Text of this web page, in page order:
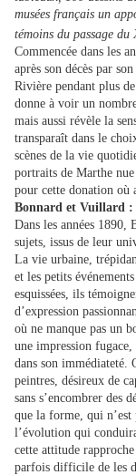
musées français un
témoins du passage du
Commencée dans les
après son décès par
Rivière pendant plus
donne à voir un
mais aussi révèle la
transparaît dans le
scènes de la vie
portraits de Marthe
pour cette donation où
Bonnard et Vuillard :
Dans les années 1890,
sujets, issus de leur
La vie urbaine,
et les petits
esquissées, ils
d’expression
où ne manque pas un
une impression fugace,
dans son immédiateté.
peintres, désireux de
sans s’encombrer des
que la forme, qui n’est
l’évolution qui
cette attitude
parfois difficile de les